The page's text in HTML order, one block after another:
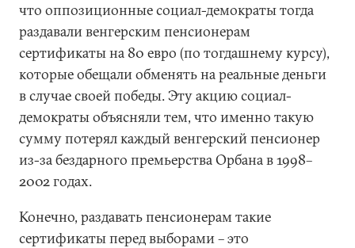
что оппозиционные социал-демократы тогда
раздавали венгерским пенсионерам
сертификаты на 80 евро (по тогдашнему курсу),
которые обещали обменять на реальные деньги
в случае своей победы. Эту акцию социал-
демократы объясняли тем, что именно такую
сумму потерял каждый венгерский пенсионер
из-за бездарного премьерства Орбана в 1998–
2002 годах.
Конечно, раздавать пенсионерам такие
сертификаты перед выборами – это